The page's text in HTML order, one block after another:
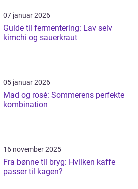
07 januar 2026
Guide til fermentering: Lav selv
kimchi og sauerkraut
05 januar 2026
Mad og rosé: Sommerens perfekte
kombination
16 november 2025
Fra bønne til bryg: Hvilken kaffe
passer til kagen?